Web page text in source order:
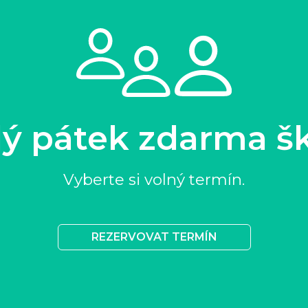
pátek zdarma
Vyberte si volný termín.
REZERVOVAT TERMÍN